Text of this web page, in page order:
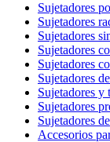
Sujetadores
Sujetadores
Sujetadores
Sujetadores
Sujetadores
Sujetadores
Sujetadores y
Sujetadores
Sujetadores
Accesorios